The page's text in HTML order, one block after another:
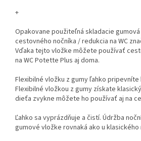
+
Opakovane použiteľná skladacie
cestovného nočníka / redukcia na WC
Vďaka tejto vložke môžete používať
na WC Potette Plus aj doma.
Flexibilné vložku z gumy ľahko pripevníte
Flexibilné vložkou z gumy získate
dieťa zvykne môžete ho používať aj na
Ľahko sa vyprázdňuje a čistí. Údržba
gumové vložke rovnaká ako u klasického